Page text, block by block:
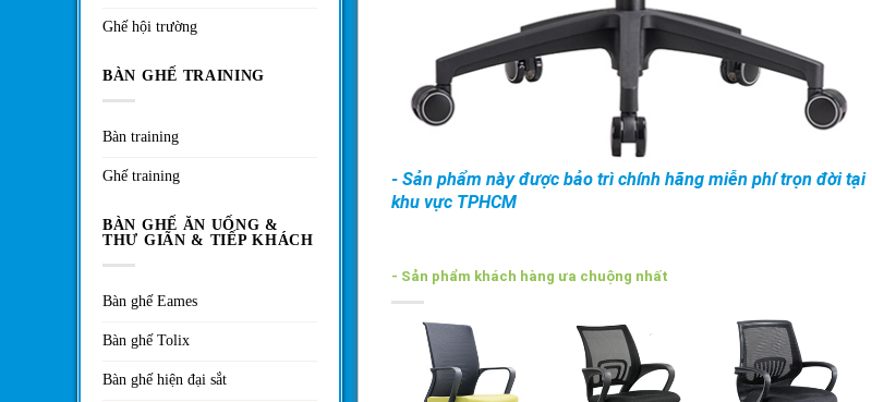
- Sản phẩm này được bảo trì chính hãng miễn phí trọn đời tại
khu vực TPHCM
- Sản phẩm khách hàng ưa chuộng nhất
Ghế hội trường
BÀN GHẾ TRAINING
Bàn training
Ghế training
BÀN GHẾ ĂN UỐNG &
THƯ GIÃN & TIẾP KHÁCH
Bàn ghế Eames
Bàn ghế Tolix
Bàn ghế hiện đại sắt